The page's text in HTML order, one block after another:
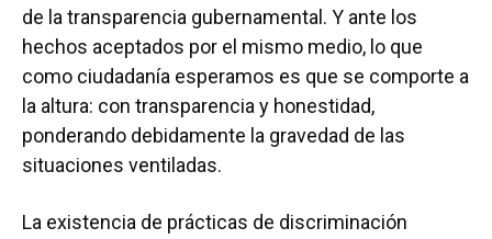
de la transparencia gubernamental. Y ante los
hechos aceptados por el mismo medio, lo que
como ciudadanía esperamos es que se comporte a
la altura: con transparencia y honestidad,
ponderando debidamente la gravedad de las
situaciones ventiladas.
La existencia de prácticas de discriminación